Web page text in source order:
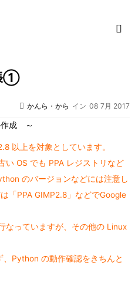
①
かんら・から イン 08 7月 2017
作成 ～
以上を対象としています。
い OS でも PPA レジストリなど
のバージョンなどには注意し
「PPA GIMP2.8」などでGoogle
なっていますが、その他の Linux
Python の動作確認をきちんと